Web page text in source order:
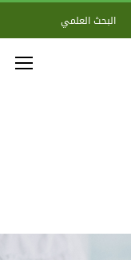
البحث العلمي